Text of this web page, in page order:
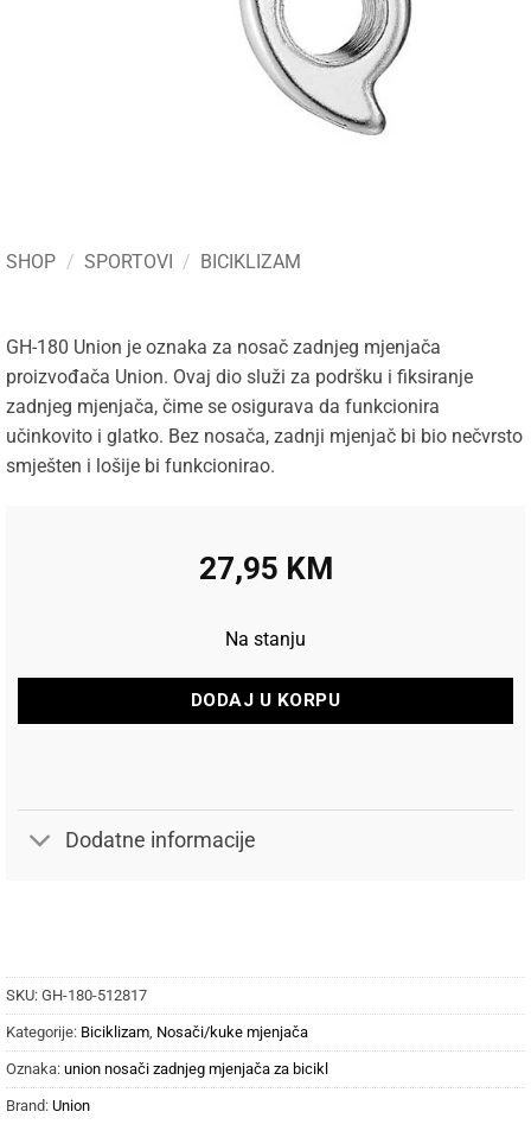
SHOP / SPORTOVI / BICIKLIZAM
GH-180 Union je oznaka za nosač zadnjeg mjenjača
proizvođača Union. Ovaj dio služi za podršku i fiksiranje
zadnjeg mjenjača, čime se osigurava da funkcionira
učinkovito i glatko. Bez nosača, zadnji mjenjač bi bio nečvrsto
smješten i lošije bi funkcionirao.
27,95 KM
Na stanju
DODAJ U KORPU
Dodatne informacije
SKU: GH-180-512817
Kategorije: Biciklizam Nosači/kuke mjenjača
Oznaka: union nosači zadnjeg mjenjača za bicikl
Brand: Union